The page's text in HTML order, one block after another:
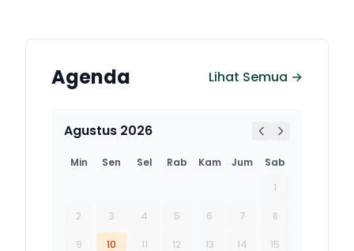
Agenda Lihat Semua →
Agustus 2026
Min Sen Sel Rab Kam Jum
Sab
1
2 3 4 5 6 7 8
9 10 11 12 13 14 15